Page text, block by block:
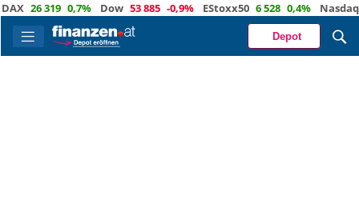
0,7% Dow 53 885 -0,9% EStoxx50 6 528 0,4% Nasdaq 29 373
Depot